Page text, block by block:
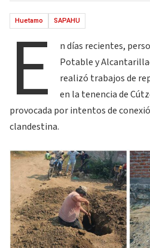
Huetamo SAPAHU
E
n días recientes,
Potable y
realizó trabajos de
en la tenencia de
provocada por intentos de
clandestina.